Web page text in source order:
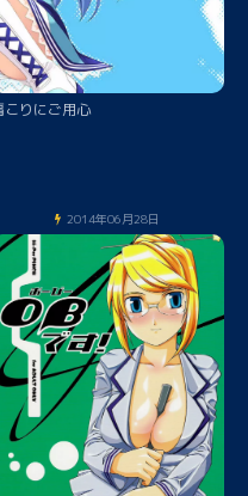
こりにご用心
2014年06月28日